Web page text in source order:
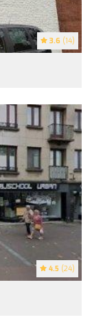
3.6 (14)
4.5 (24)